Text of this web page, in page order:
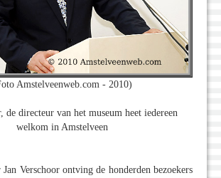
Amstelveenweb.com - 2010)
de directeur van het museum heet iedereen
welkom in Amstelveen
Verschoor ontving de honderden bezoekers